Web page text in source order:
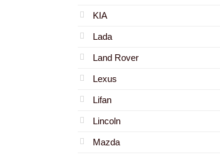
KIA
Lada
Land Rover
Lexus
Lifan
Lincoln
Mazda